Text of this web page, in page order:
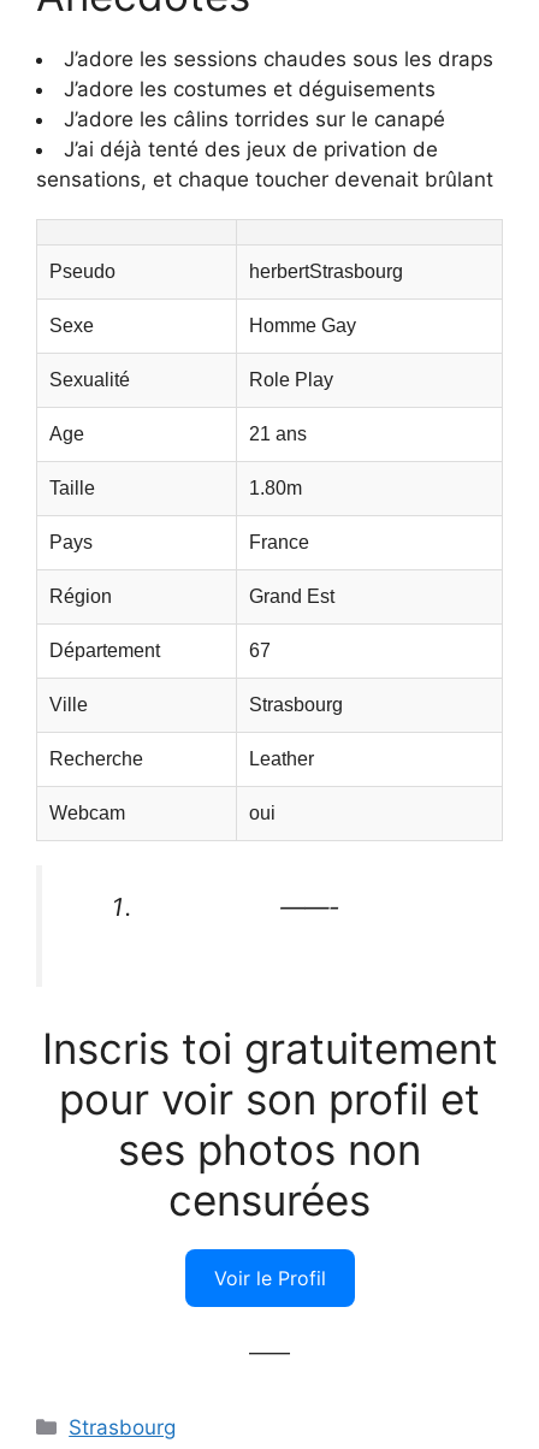
J’adore les sessions chaudes sous les draps
J’adore les costumes et déguisements
J’adore les câlins torrides sur le canapé
J’ai déjà tenté des jeux de privation de
sensations, et chaque toucher devenait brûlant
Pseudo herbertStrasbourg
Sexe Homme Gay
Sexualité Role Play
Age 21 ans
Taille 1.80m
Pays France
Région Grand Est
Département 67
Ville Strasbourg
Recherche Leather
Webcam oui
——-
Inscris toi gratuitement
pour voir son profil et
ses photos non
censurées
Voir le Profil
——
Catégories
Strasbourg